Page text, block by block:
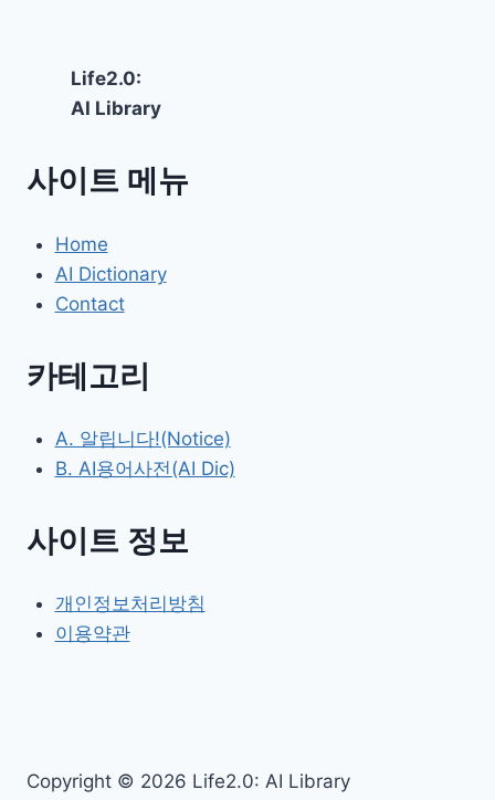
Life2.0:
AI Library
사이트 메뉴
Home
AI Dictionary
Contact
카테고리
A. 알립니다!(Notice)
B. AI용어사전(AI Dic)
사이트 정보
개인정보처리방침
이용약관
Copyright © 2026 Life2.0: AI Library